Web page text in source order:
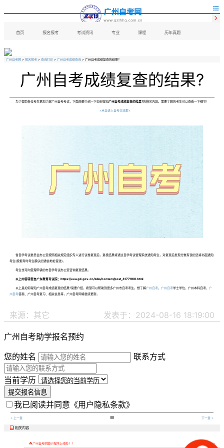

首页 报名报考 考试资讯 专业 课程 历年真题

广州自考网 > 报名报考 > 查询打印 > 广州自考成绩查询 > 广州自考成绩复查的结果?
广州自考成绩复查的结果?
为了帮助各位考生更加了解广州自考考试，下面简要介绍一下如何得知广州自考成绩复查的结果?的相关内容。需要了解的考生可以查看一下细节!
>点击进入自考交流群<
省自学考试委员会办公室按照相关规定组织专人进行试卷复查后，复核结果将通过自学考试管理系统通知考生，对复查后发现分数有误的还将书面通知
考生(按报考时考生确认的通信地址寄送)。
考生也可向受理申请的市自学考试办公室咨询复查结果。
以上内容转载自广东教育考试院：https://eea.gd.gov.cn/zxks/content/post_4177960.html
以上是如何得知广州自考成绩复查的结果?简要介绍，希望可以帮助到更多广州市自考考生。想了解广州自考、 广州自考学士学位、广州本科自考、 广
州自考答案、广州自考复习、相关信息等，广州自考网将继续更新。
来源：其它 发表于：2024-08-16 18:19:00
广州自考助学报名预约
您的姓名
联系方式
当前学历
提交报名信息
我已阅读并同意 《用户隐私条款》
< 上一章  下一章 >
 相关内容
广州自考刷题小程序上线啦！！